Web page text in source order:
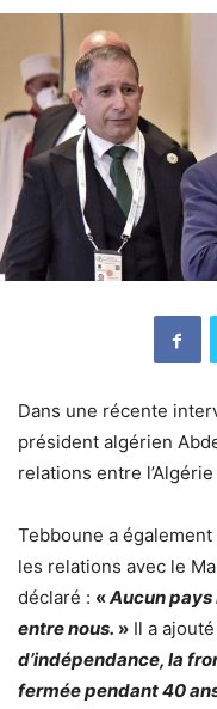
Dans une récente
président algérien
relations entre
Tebboune a
les relations avec le
déclaré : «Aucun pays
entre nous. » Il a ajouté
d’indépendance, la
fermée pendant 40